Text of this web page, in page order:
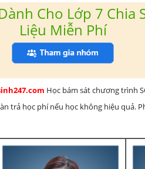
Cho Lớp 7 Chia
Liệu Miễn Phí
Học bám sát chương trình
trả học phí nếu học không hiệu quả.